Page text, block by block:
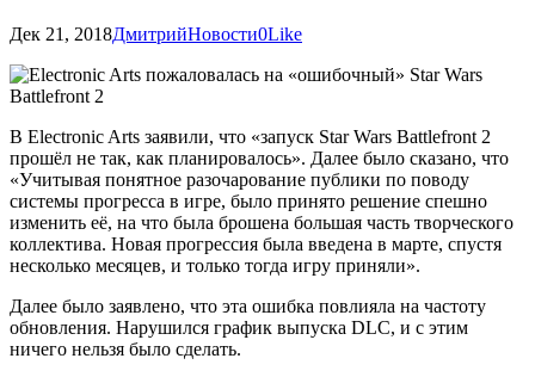
Дек 21, 2018ДмитрийНовости0Like
В Electronic Arts заявили, что «запуск Star Wars Battlefront 2
прошёл не так, как планировалось». Далее было сказано, что
«Учитывая понятное разочарование публики по поводу
системы прогресса в игре, было принято решение спешно
изменить её, на что была брошена большая часть творческого
коллектива. Новая прогрессия была введена в марте, спустя
несколько месяцев, и только тогда игру приняли».
Далее было заявлено, что эта ошибка повлияла на частоту
обновления. Нарушился график выпуска DLC, и с этим
ничего нельзя было сделать.